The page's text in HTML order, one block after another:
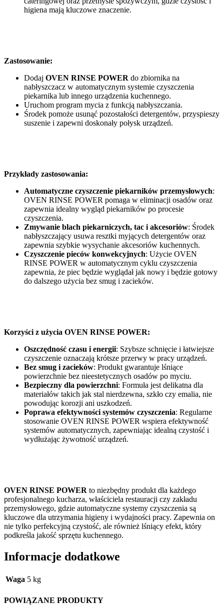
higiena mają kluczowe znaczenie.
Zastosowanie:
Dodaj OVEN RINSE POWER do zbiornika na
nabłyszczacz w automatycznym systemie czyszczenia
piekarnika lub innego urządzenia kuchennego.
Uruchom program mycia z funkcją nabłyszczania.
Środek pomoże usunąć pozostałości detergentów, przyspieszy
suszenie i zapewni doskonały połysk urządzeń.
Przykłady zastosowania:
Automatyczne czyszczenie piekarników przemysłowych:
OVEN RINSE POWER pomaga w eliminacji osadów oraz
zapewnia idealny wygląd piekarników po procesie
czyszczenia.
Zmywanie blach piekarniczych, tac i akcesoriów: Środek
nabłyszczający usuwa resztki myjących detergentów oraz
zapewnia szybkie wysychanie akcesoriów kuchennych.
Czyszczenie pieców konwekcyjnych: Użycie OVEN
RINSE POWER w automatycznym cyklu czyszczenia
zapewnia, że piec będzie wyglądał jak nowy i będzie gotowy
do dalszego użycia bez smug i zacieków.
Korzyści z użycia OVEN RINSE POWER:
Oszczędność czasu i energii: Szybsze schnięcie i łatwiejsze
czyszczenie oznaczają krótsze przerwy w pracy urządzeń.
Bez smug i zacieków: Produkt gwarantuje lśniące
powierzchnie bez nieestetycznych osadów po myciu.
Bezpieczny dla powierzchni: Formuła jest delikatna dla
materiałów takich jak stal nierdzewna, szkło czy emalia, nie
powodując korozji ani uszkodzeń.
Poprawa efektywności systemów czyszczenia: Regularne
stosowanie OVEN RINSE POWER wspiera efektywność
systemów automatycznych, zapewniając idealną czystość i
wydłużając żywotność urządzeń.
OVEN RINSE POWER to niezbędny produkt dla każdego
profesjonalnego kucharza, właściciela restauracji czy zakładu
przemysłowego, gdzie automatyczne systemy czyszczenia są
kluczowe dla utrzymania higieny i wydajności pracy. Zapewnia on
nie tylko perfekcyjną czystość, ale również lśniący efekt, który
podkreśla jakość sprzętu kuchennego.
Informacje dodatkowe
Waga 5 kg
POWIĄZANE PRODUKTY